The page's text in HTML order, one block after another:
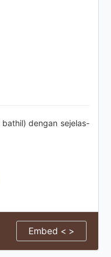
dengan sejelas-
Embed < >